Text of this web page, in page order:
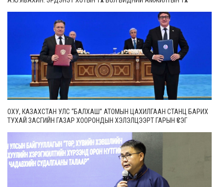
ОХУ, КАЗАХСТАН УЛС “БАЛХАШ” АТОМЫН ЦАХИЛГААН СТАНЦ БАРИХ
ТУХАЙ ЗАСГИЙН ГАЗАР ХООРОНДЫН ХЭЛЭЛЦЭЭРТ ГАРЫН ҮСЭГ